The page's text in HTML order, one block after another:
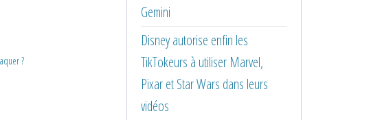
?
Gemini
Disney autorise enfin les
TikTokeurs à utiliser Marvel,
Pixar et Star Wars dans leurs
vidéos